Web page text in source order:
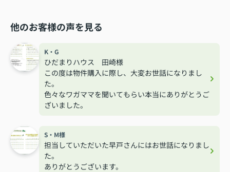
他のお客様の声を見る
K・G
ひだまりハウス 田崎様
この度は物件購入に際し、大変お世話になりまし
た。
色々なワガママを聞いてもらい本当にありがとうご
ざいました。
S・M様
担当していただいた早戸さんにはお世話になりまし
た。
ありがとうございます。